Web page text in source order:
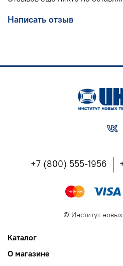
Написать отзыв
+7 (800) 555-1956
© Институт
Каталог
О магазине